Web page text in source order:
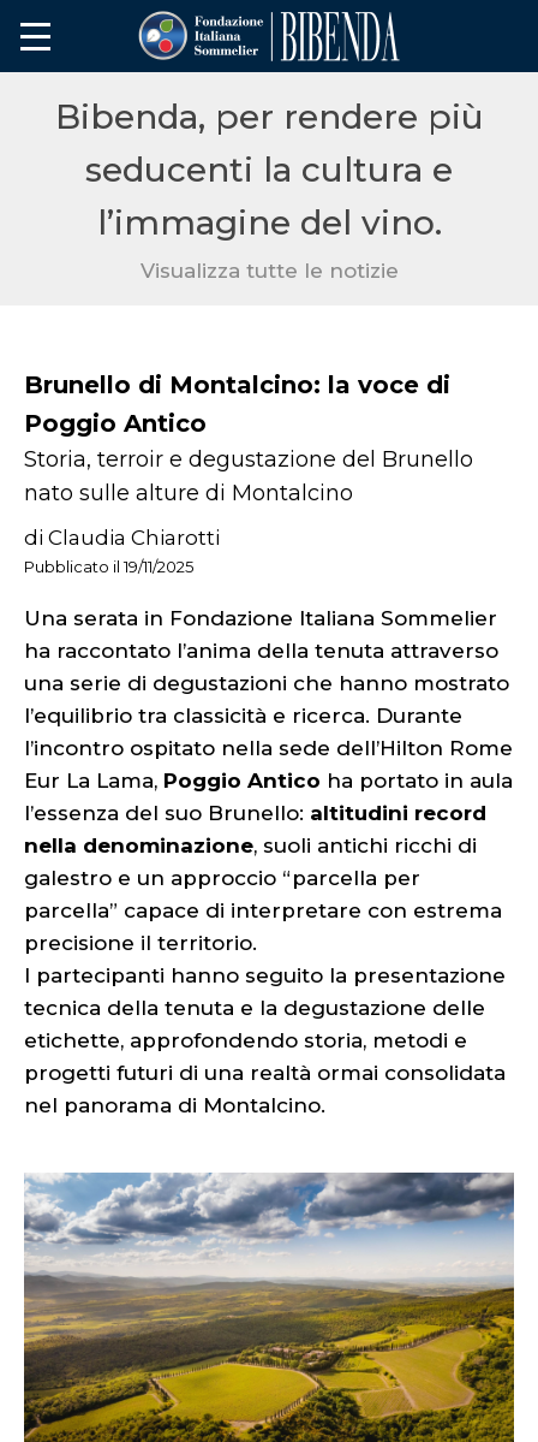
Bibenda, per rendere più
seducenti la cultura e
l’immagine del vino.
Visualizza tutte le notizie
Brunello di Montalcino: la voce di
Poggio Antico
Storia, terroir e degustazione del Brunello
nato sulle alture di Montalcino
di Claudia Chiarotti
Pubblicato il 19/11/2025
Una serata in Fondazione Italiana Sommelier
ha raccontato l’anima della tenuta attraverso
una serie di degustazioni che hanno mostrato
l’equilibrio tra classicità e ricerca. Durante
l’incontro ospitato nella sede dell’Hilton Rome
Eur La Lama, Poggio Antico ha portato in aula
l’essenza del suo Brunello: altitudini record
nella denominazione, suoli antichi ricchi di
galestro e un approccio “parcella per
parcella” capace di interpretare con estrema
precisione il territorio.
I partecipanti hanno seguito la presentazione
tecnica della tenuta e la degustazione delle
etichette, approfondendo storia, metodi e
progetti futuri di una realtà ormai consolidata
nel panorama di Montalcino.